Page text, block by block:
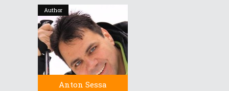
Author
Anton Sessa